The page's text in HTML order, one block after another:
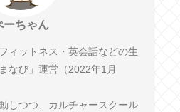
ーちゃん
ィットネス・英会話などの生
なび」運営（2022年1月
しつつ、カルチャースクール